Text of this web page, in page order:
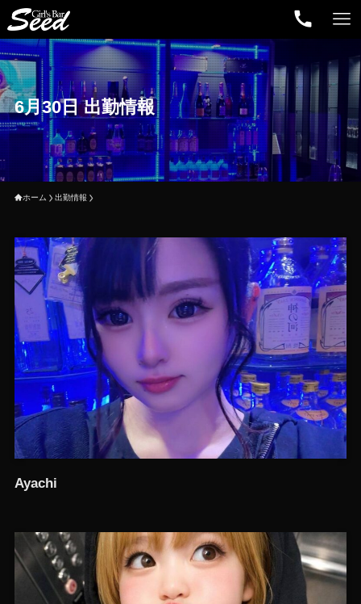
6月30日 出勤情報
ホーム 出勤情報
Ayachi